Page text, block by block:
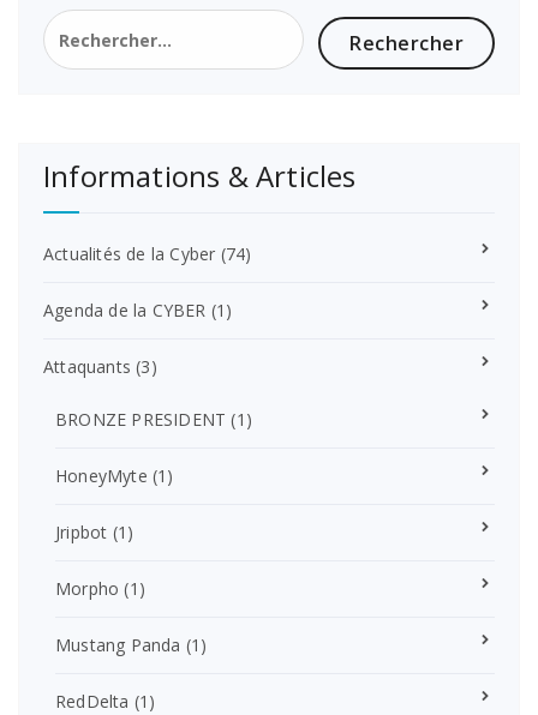
Rechercher :
Informations & Articles
Actualités de la Cyber (74)
Agenda de la CYBER (1)
Attaquants (3)
BRONZE PRESIDENT (1)
HoneyMyte (1)
Jripbot (1)
Morpho (1)
Mustang Panda (1)
RedDelta (1)